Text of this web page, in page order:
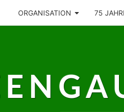
ORGANISATION 75